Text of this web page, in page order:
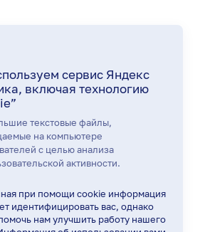
сервис Яндекс
включая технологию
текстовые файлы,
на компьютере
с целью анализа
активности.
при помощи cookie информация
идентифицировать вас, однако
нам улучшить работу нашего